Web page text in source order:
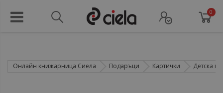
0
Онлайн книжарница Сиела Подаръци Картички Детска